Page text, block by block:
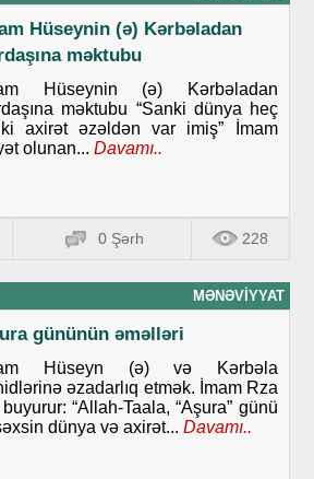
Hüseynin (ə) Kərbəladan
məktubu
Hüseynin (ə) Kərbəladan
məktubu “Sanki dünya heç
axirət əzəldən var imiş” İmam
olunan... Davamı..
0 Şərh 228
MƏNƏVIYYAT
gününün əməlləri
Hüseyn (ə) və Kərbəla
əzadarlıq etmək. İmam Rza
“Allah-Taala, “Aşura” günü
dünya və axirət... Davamı..